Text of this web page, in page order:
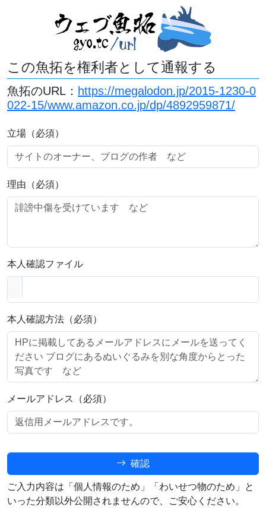
この魚拓を権利者として通報する
魚拓のURL： https://megalodon.jp/2015-1230-0
022-15/www.amazon.co.jp/dp/4892959871/
立場（必須）
理由（必須）
本人確認ファイル
本人確認方法（必須）
メールアドレス（必須）
確認
ご入力内容は「個人情報のため」「わいせつ物のため」と
いった分類以外公開されませんので、ご安心ください。